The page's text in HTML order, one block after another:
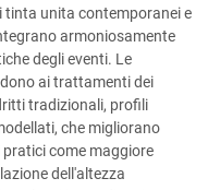
tinta unita contemporanei e
armoniosamente
degli eventi. Le
ai trattamenti dei
tradizionali, profili
che migliorano
come maggiore
dell'altezza